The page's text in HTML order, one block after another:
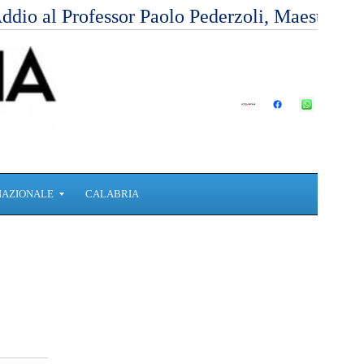
al Professor Paolo Pederzoli, Maestro
CALABRIA